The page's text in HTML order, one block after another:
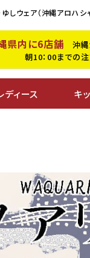
しウェア（沖縄アロハシ
県内に6店舗 沖縄
朝10：00までの
ディース キ